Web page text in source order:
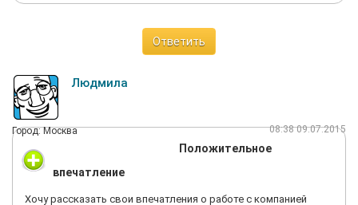
Ответить
Людмила
Город: Москва 08:38 09.07.2015
Положительное
впечатление
Хочу рассказать свои впечатления о работе с компанией